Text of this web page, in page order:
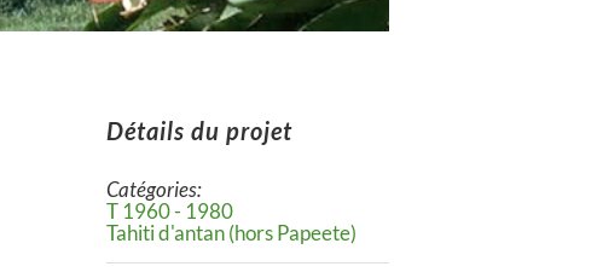
Détails du projet
Catégories:
T 1960 - 1980
Tahiti d'antan (hors Papeete)